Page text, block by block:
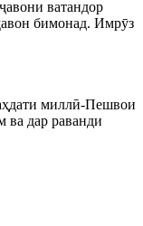
ватандор
бимонад. Имрӯз
миллӣ-Пешвои
дар раванди